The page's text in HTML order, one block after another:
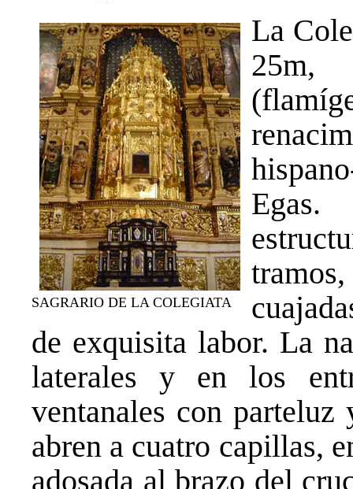
SAGRARIO DE LA COLEGIATA
La
25m,
Egas.
de exquisita labor. La
laterales y en los
ventanales con parteluz
abren a cuatro capillas,
adosada al brazo del